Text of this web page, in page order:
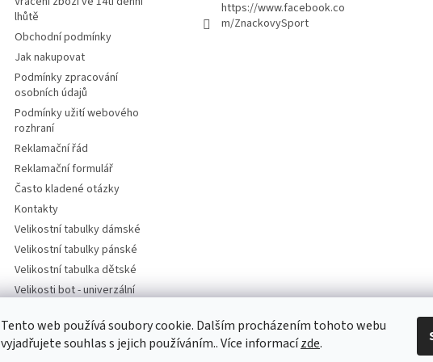
Tento web používá soubory cookie. Dalším procházením tohoto webu
vyjadřujete souhlas s jejich používáním.. Více informacízde.
lhůtě
Obchodní podmínky
Jak nakupovat
Podmínky zpracování
osobních údajů
Podmínky užití webového
rozhraní
Reklamační řád
Reklamační formulář
Často kladené otázky
Kontakty
Velikostní tabulky dámské
Velikostní tabulky pánské
Velikostní tabulka dětské
Velikosti bot - univerzální
Velikosti bot - dle značek
https://www.facebook.co
m/ZnackovySport